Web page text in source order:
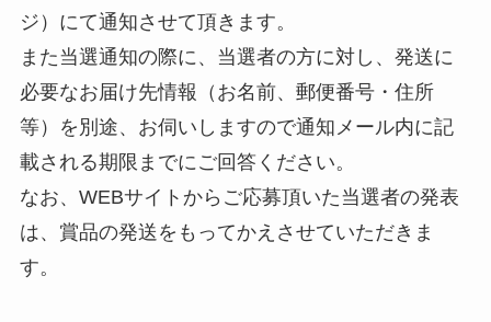
ジ）にて通知させて頂きます。
また当選通知の際に、当選者の方に対し、発送に
必要なお届け先情報（お名前、郵便番号・住所
等）を別途、お伺いしますので通知メール内に記
載される期限までにご回答ください。
なお、WEBサイトからご応募頂いた当選者の発表
は、賞品の発送をもってかえさせていただきま
す。